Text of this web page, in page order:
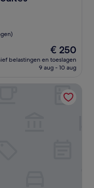
De
prijs
is
€ 250
belastingen en toeslagen
9 aug - 10 aug